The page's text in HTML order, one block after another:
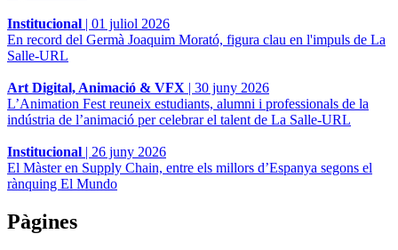
Institucional | 01 juliol 2026
En record del Germà Joaquim Morató, figura clau en l'impuls de La
Salle-URL
Art Digital, Animació & VFX | 30 juny 2026
L’Animation Fest reuneix estudiants, alumni i professionals de la
indústria de l’animació per celebrar el talent de La Salle-URL
Institucional | 26 juny 2026
El Màster en Supply Chain, entre els millors d’Espanya segons el
rànquing El Mundo
Pàgines